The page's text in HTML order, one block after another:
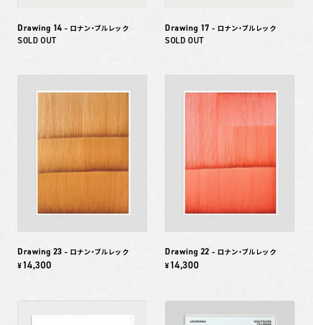
Drawing 14 – ロナン・ブルレック
SOLD OUT
Drawing 17 – ロナン・ブルレック
SOLD OUT
Drawing 23 – ロナン・ブルレック
¥14,300
Drawing 22 – ロナン・ブルレック
¥14,300